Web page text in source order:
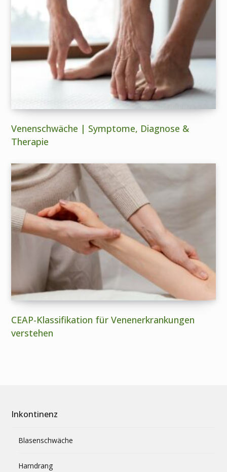
Venenschwäche | Symptome, Diagnose &
Therapie
CEAP-Klassifikation für Venenerkrankungen
verstehen
Inkontinenz
Blasenschwäche
Harndrang